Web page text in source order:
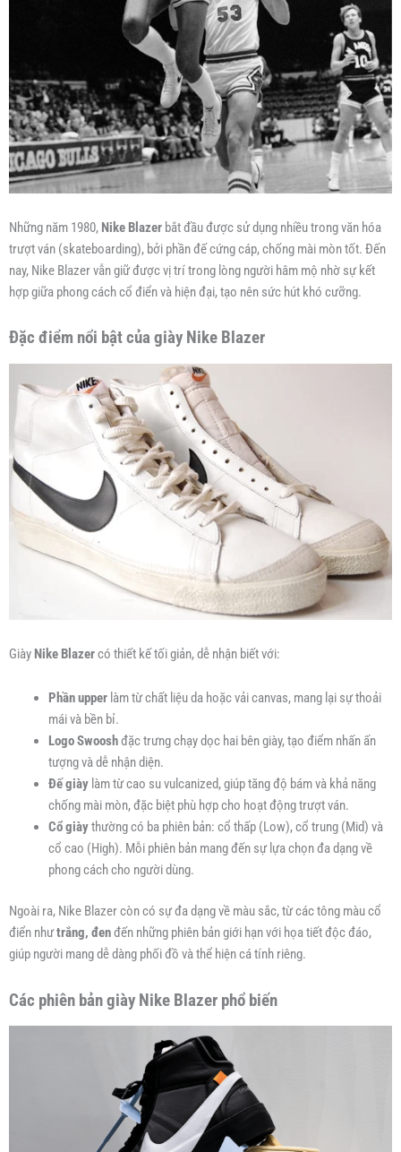
Những năm 1980, Nike Blazer bắt đầu được sử dụng nhiều trong văn hóa
trượt ván (skateboarding), bởi phần đế cứng cáp, chống mài mòn tốt. Đến
nay, Nike Blazer vẫn giữ được vị trí trong lòng người hâm mộ nhờ sự kết
hợp giữa phong cách cổ điển và hiện đại, tạo nên sức hút khó cưỡng.
Đặc điểm nổi bật của giày Nike Blazer
Giày Nike Blazercó thiết kế tối giản, dễ nhận biết với:
Phần upperlàm từ chất liệu da hoặc vải canvas, mang lại sự thoải
mái và bền bỉ.
Logo Swooshđặc trưng chạy dọc hai bên giày, tạo điểm nhấn ấn
tượng và dễ nhận diện.
Đế giàylàm từ cao su vulcanized, giúp tăng độ bám và khả năng
chống mài mòn, đặc biệt phù hợp cho hoạt động trượt ván.
Cổ giàythường có ba phiên bản: cổ thấp (Low), cổ trung (Mid) và
cổ cao (High). Mỗi phiên bản mang đến sự lựa chọn đa dạng về
phong cách cho người dùng.
Ngoài ra, Nike Blazer còn có sự đa dạng về màu sắc, từ các tông màu cổ
điển nhưtrắng, đenđến những phiên bản giới hạn với họa tiết độc đáo,
giúp người mang dễ dàng phối đồ và thể hiện cá tính riêng.
Các phiên bản giày Nike Blazer phổ biến